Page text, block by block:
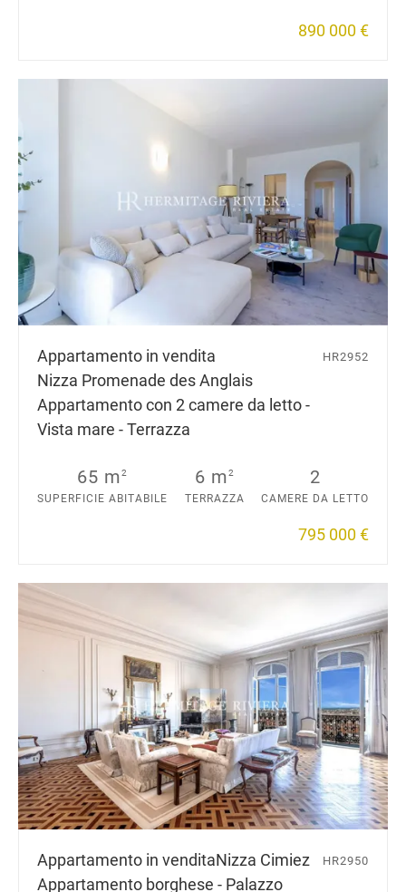
890 000 €
Appartamento in vendita
Nizza Promenade des Anglais
Appartamento con 2 camere da letto -
Vista mare - Terrazza
HR2952
65 m2
SUPERFICIE ABITABILE
6 m2
TERRAZZA
2
CAMERE DA LETTO
795 000 €
Appartamento in venditaNizza Cimiez
Appartamento borghese - Palazzo
HR2950